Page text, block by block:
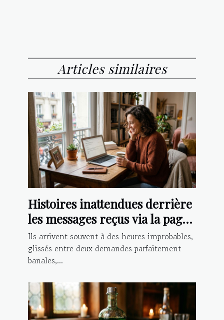
Articles similaires
Histoires inattendues derrière
les messages reçus via la page
contact
Ils arrivent souvent à des heures improbables,
glissés entre deux demandes parfaitement
banales,...